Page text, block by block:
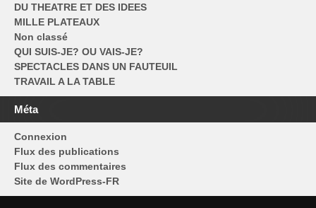
DU THEATRE ET DES IDEES
MILLE PLATEAUX
Non classé
QUI SUIS-JE? OU VAIS-JE?
SPECTACLES DANS UN FAUTEUIL
TRAVAIL A LA TABLE
Méta
Connexion
Flux des publications
Flux des commentaires
Site de WordPress-FR